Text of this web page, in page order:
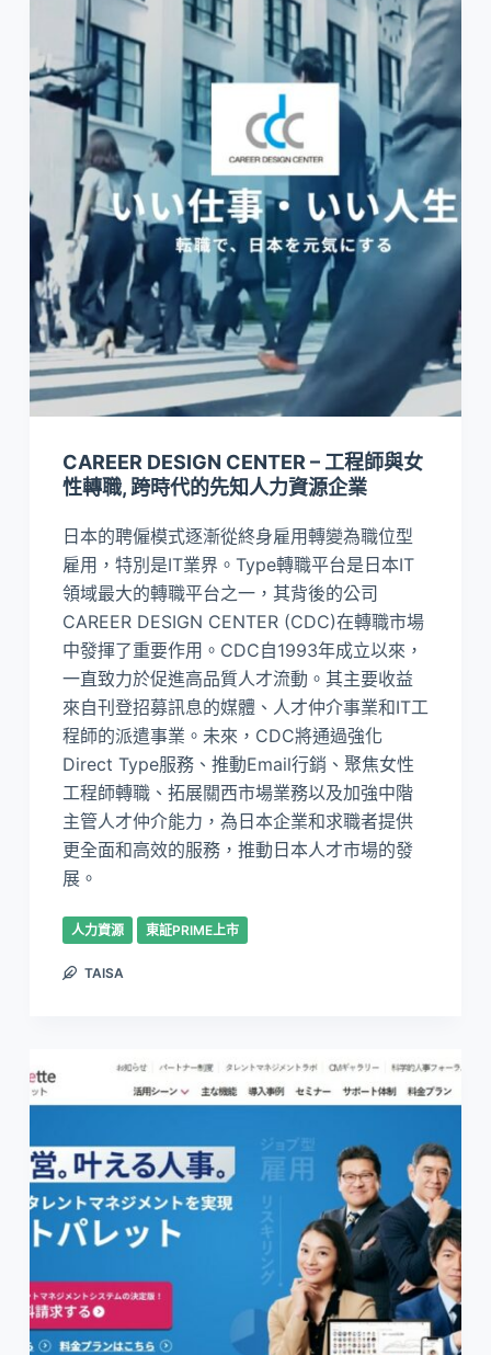
CAREER DESIGN CENTER – 工程師與女
性轉職, 跨時代的先知人力資源企業
日本的聘僱模式逐漸從終身雇用轉變為職位型
雇用，特別是IT業界。Type轉職平台是日本IT
領域最大的轉職平台之一，其背後的公司
CAREER DESIGN CENTER (CDC)在轉職市場
中發揮了重要作用。CDC自1993年成立以來，
一直致力於促進高品質人才流動。其主要收益
來自刊登招募訊息的媒體、人才仲介事業和IT工
程師的派遣事業。未來，CDC將通過強化
Direct Type服務、推動Email行銷、聚焦女性
工程師轉職、拓展關西市場業務以及加強中階
主管人才仲介能力，為日本企業和求職者提供
更全面和高效的服務，推動日本人才市場的發
展。
人力資源 東証PRIME上市
TAISA